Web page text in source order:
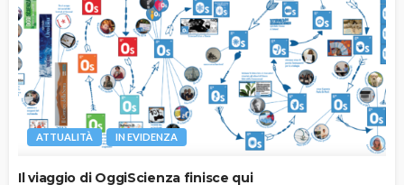
ATTUALITÀ IN EVIDENZA
Il viaggio di OggiScienza finisce qui